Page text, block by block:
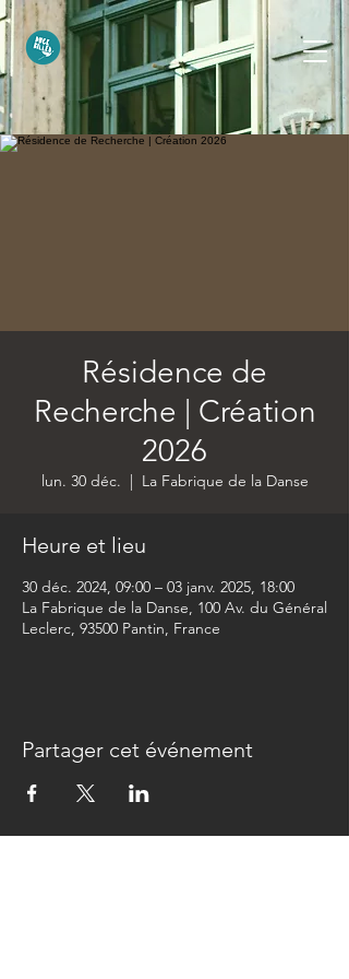
Résidence de
Recherche | Création
2026
lun. 30 déc.
  |
La Fabrique de la Danse
Heure et lieu
30 déc. 2024, 09:00 – 03 janv. 2025, 18:00
La Fabrique de la Danse, 100 Av. du Général
Leclerc, 93500 Pantin, France
Partager cet événement